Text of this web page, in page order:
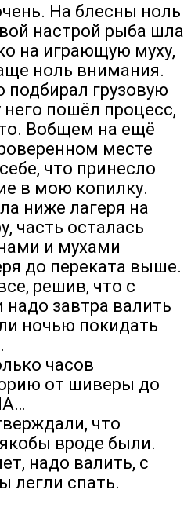
На блесны ноль
настрой рыба шла
на играющую муху,
ноль внимания.
подбирал грузовую
пошёл процесс,
Вобщем на ещё
месте
что принесло
в мою копилку.
ниже лагеря на
часть осталась
и мухами
до переката выше.
решив, что с
надо завтра валить
ночью покидать
часов
от шиверы до
что
вроде были.
надо валить, с
спать.